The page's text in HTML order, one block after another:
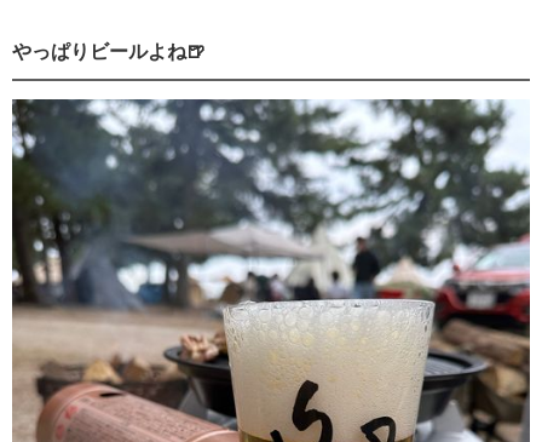
やっぱりビールよね🍺